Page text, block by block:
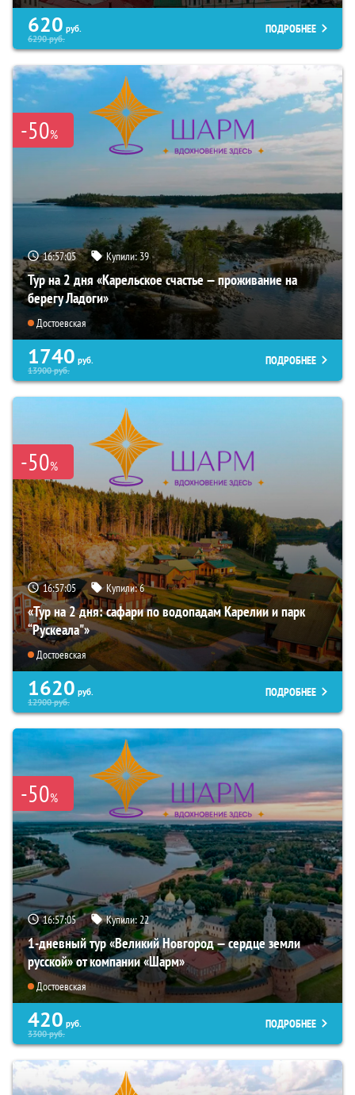
620 руб.
6290руб.
ПОДРОБНЕЕ
-50%
16:57:04 Купили:39
Тур на 2 дня «Карельское счастье — проживание на
берегу Ладоги»
Достоевская
1740 руб.
13900руб.
ПОДРОБНЕЕ
-50%
16:57:04 Купили:6
«Тур на 2 дня: сафари по водопадам Карелии и парк
“Рускеала"»
Достоевская
1620 руб.
12900руб.
ПОДРОБНЕЕ
-50%
16:57:04 Купили:22
1-дневный тур «Великий Новгород — сердце земли
русской» от компании «Шарм»
Достоевская
420 руб.
3300руб.
ПОДРОБНЕЕ